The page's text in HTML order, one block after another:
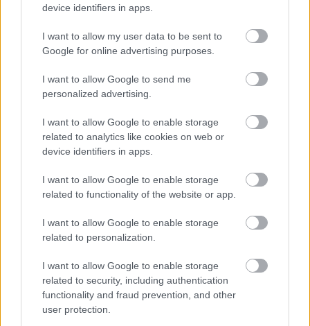
device identifiers in apps.
I want to allow my user data to be sent to
Google for online advertising purposes.
I want to allow Google to send me
personalized advertising.
I want to allow Google to enable storage
related to analytics like cookies on web or
device identifiers in apps.
I want to allow Google to enable storage
related to functionality of the website or app.
I want to allow Google to enable storage
related to personalization.
I want to allow Google to enable storage
related to security, including authentication
functionality and fraud prevention, and other
user protection.